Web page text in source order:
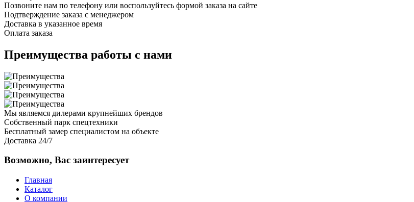
Позвоните нам по телефону или воспользуйтесь формой заказа на сайте
Подтверждение заказа с менеджером
Доставка в указанное время
Оплата заказа
Преимущества работы с нами
Мы являемся дилерами крупнейших брендов
Собственный парк спецтехники
Бесплатный замер специалистом на объекте
Доставка 24/7
Возможно, Вас заинтересует
Главная
Каталог
О компании